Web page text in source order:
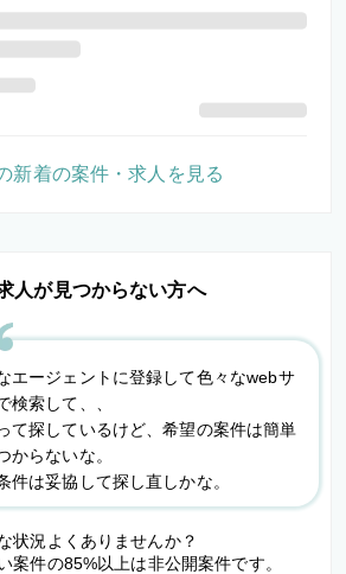
人が見つからない方へ
エージェントに登録して色々なwebサ
検索して、、
て探しているけど、希望の案件は簡単
からないな。
件は妥協して探し直しかな。
状況よくありませんか？
案件の85%以上は非公開案件です。
新着の案件・求人を見る